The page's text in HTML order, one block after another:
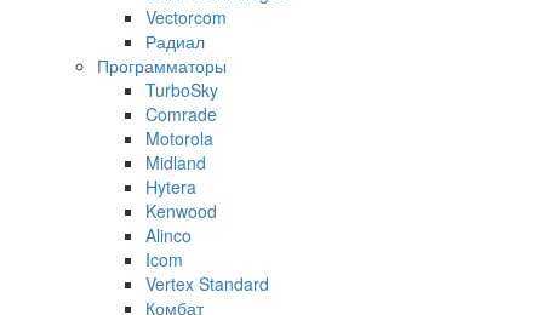
Vectorcom
Радиал
Программаторы
TurboSky
Comrade
Motorola
Midland
Hytera
Kenwood
Alinco
Icom
Vertex Standard
Комбат